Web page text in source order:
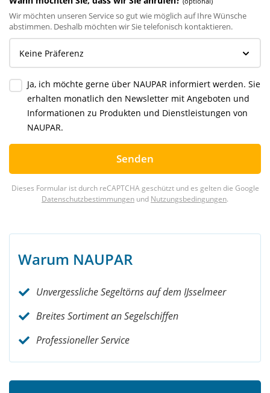
Wir möchten unseren Service so gut wie möglich auf Ihre Wünsche
abstimmen. Deshalb möchten wir Sie telefonisch kontaktieren.
Ja, ich möchte gerne über NAUPAR informiert werden. Sie
erhalten monatlich den Newsletter mit Angeboten und
Informationen zu Produkten und Dienstleistungen von
NAUPAR.
Senden
Dieses Formular ist durch reCAPTCHA geschützt und es gelten die Google
Datenschutzbestimmungen und Nutzungsbedingungen.
Warum NAUPAR
Unvergessliche Segeltörns auf dem IJsselmeer
Breites Sortiment an Segelschiffen
Professioneller Service